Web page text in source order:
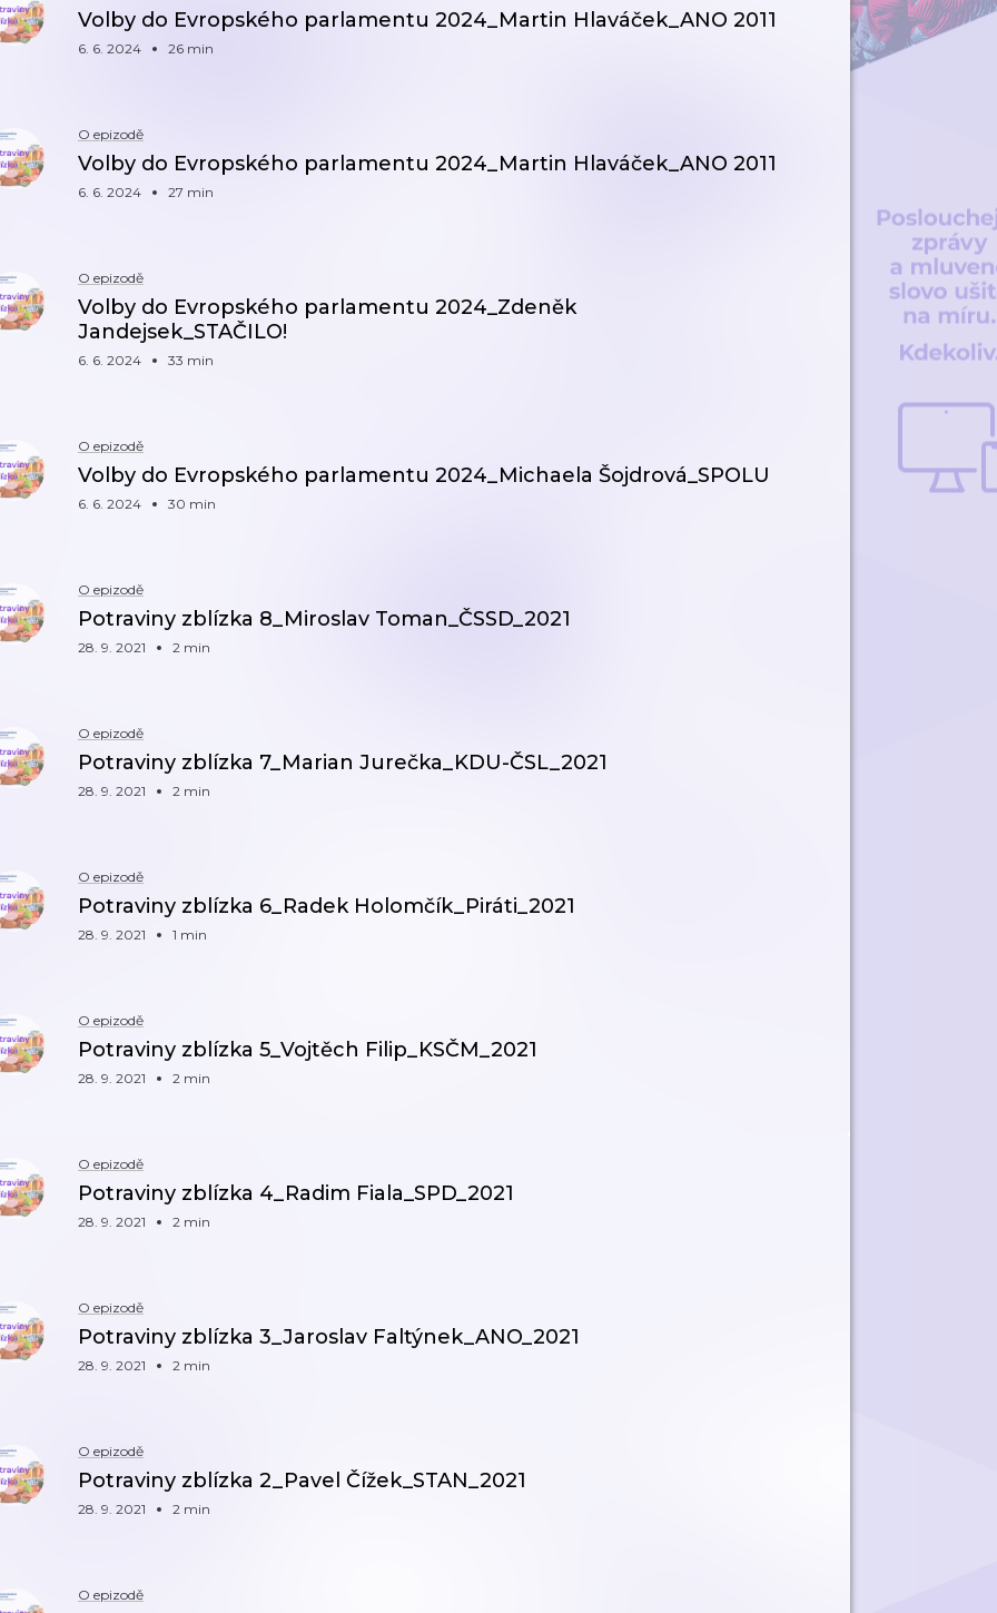
Volby do Evropského parlamentu 2024_Martin Hlaváček_ANO 2011
6. 6. 2024 26 min
O epizodě
Volby do Evropského parlamentu 2024_Martin Hlaváček_ANO 2011
6. 6. 2024 27 min
O epizodě
Volby do Evropského parlamentu 2024_Zdeněk
Jandejsek_STAČILO!
6. 6. 2024 33 min
O epizodě
Volby do Evropského parlamentu 2024_Michaela Šojdrová_SPOLU
6. 6. 2024 30 min
O epizodě
Potraviny zblízka 8_Miroslav Toman_ČSSD_2021
28. 9. 2021 2 min
O epizodě
Potraviny zblízka 7_Marian Jurečka_KDU-ČSL_2021
28. 9. 2021 2 min
O epizodě
Potraviny zblízka 6_Radek Holomčík_Piráti_2021
28. 9. 2021 1 min
O epizodě
Potraviny zblízka 5_Vojtěch Filip_KSČM_2021
28. 9. 2021 2 min
O epizodě
Potraviny zblízka 4_Radim Fiala_SPD_2021
28. 9. 2021 2 min
O epizodě
Potraviny zblízka 3_Jaroslav Faltýnek_ANO_2021
28. 9. 2021 2 min
O epizodě
Potraviny zblízka 2_Pavel Čížek_STAN_2021
28. 9. 2021 2 min
O epizodě